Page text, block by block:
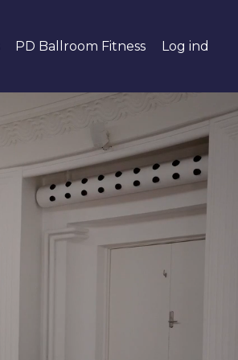
PD Ballroom Fitness Log ind